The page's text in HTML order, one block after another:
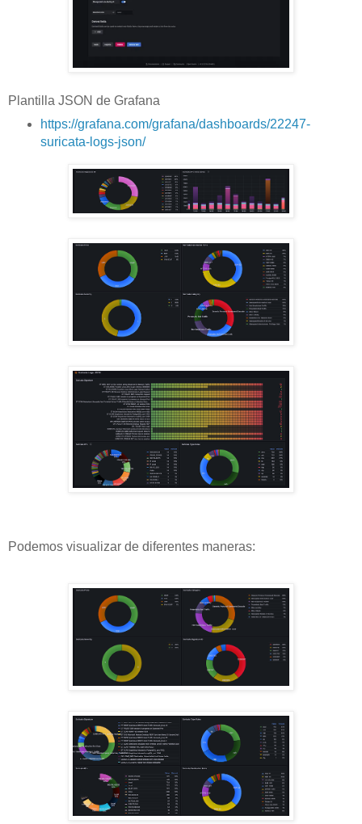
Plantilla JSON de Grafana
https://grafana.com/grafana/dashboards/22247-
suricata-logs-json/
Podemos visualizar de diferentes maneras: